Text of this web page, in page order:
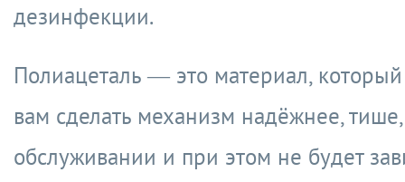
дезинфекции.
Полиацеталь — это материал,
вам сделать механизм надёжнее,
обслуживании и при этом не будет